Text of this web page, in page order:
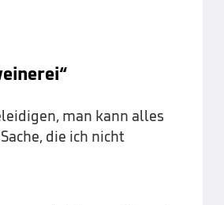
man kann alles
die ich nicht